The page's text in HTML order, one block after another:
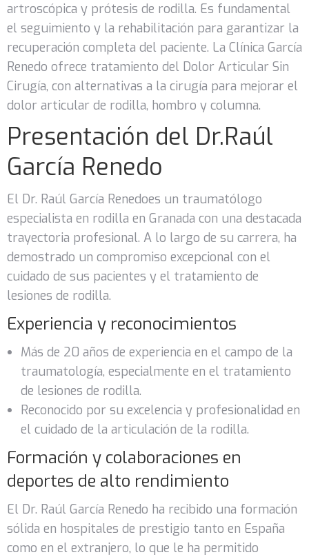
artroscópica y prótesis de rodilla. Es fundamental
el seguimiento y la rehabilitación para garantizar la
recuperación completa del paciente. La Clínica García
Renedo ofrece tratamiento del Dolor Articular Sin
Cirugía, con alternativas a la cirugía para mejorar el
dolor articular de rodilla, hombro y columna.
Presentación del Dr.Raúl
García Renedo
El Dr. Raúl García Renedoes un traumatólogo
especialista en rodilla en Granada con una destacada
trayectoria profesional. A lo largo de su carrera, ha
demostrado un compromiso excepcional con el
cuidado de sus pacientes y el tratamiento de
lesiones de rodilla.
Experiencia y reconocimientos
Más de 20 años de experiencia en el campo de la
traumatología, especialmente en el tratamiento
de lesiones de rodilla.
Reconocido por su excelencia y profesionalidad en
el cuidado de la articulación de la rodilla.
Formación y colaboraciones en
deportes de alto rendimiento
El Dr. Raúl García Renedo ha recibido una formación
sólida en hospitales de prestigio tanto en España
como en el extranjero, lo que le ha permitido